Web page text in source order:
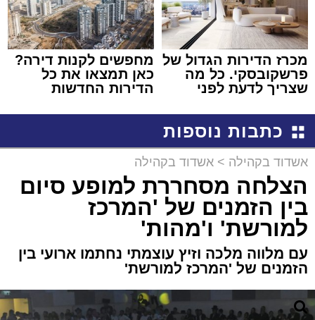
מכרז הדירות הגדול של
פרשקובסקי. כל מה
שצריך לדעת לפני
באשדוד
מחפשים לקנות דירה?
כאן תמצאו את כל
הדירות החדשות
כתבות נוספות
אשדוד בקהילה > אשדוד בקהילה
הצלחה מסחררת למופע סיום
בין הזמנים של 'המרכז
למורשת' ו'מהות'
עם מלווה מלכה וזיץ עוצמתי נחתמו ארועי בין
הזמנים של 'המרכז למורשת'